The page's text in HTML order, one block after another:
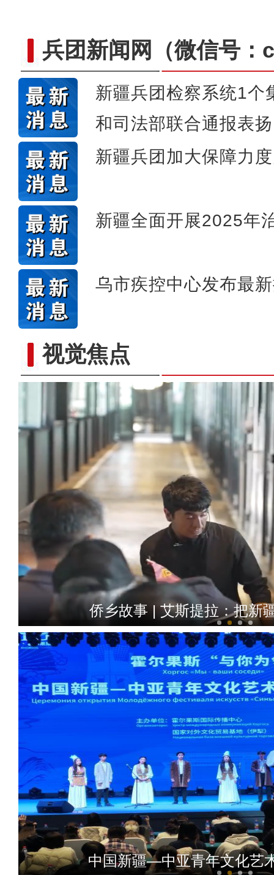
兵团新闻网 （微信号
新疆兵团检察系统1个
和司法部联合通报表扬
新疆兵团加大保障力
新疆全面开展2025年
乌市疾控中心发布最
视觉焦点
侨乡故事 | “新疆花儿
侨乡故事 | 阿迪拉：我的十
侨乡故事 | 艾斯提拉：把新
侨乡故事 | 当新疆遇见嘻哈
中国新疆—中亚青年文化艺